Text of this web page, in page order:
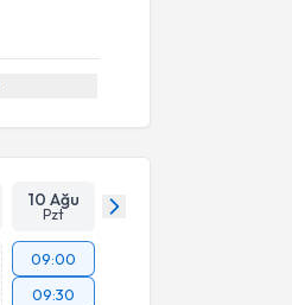
10 Ağu
Pzt
09:00
09:30